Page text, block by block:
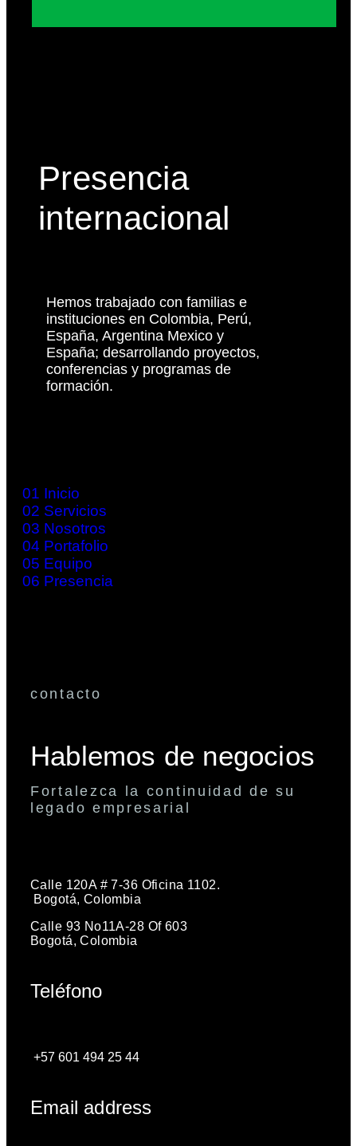
Presencia
internacional
Hemos trabajado con familias e
instituciones en Colombia, Perú,
España, Argentina Mexico y
España; desarrollando proyectos,
conferencias y programas de
formación.
01 Inicio
02 Servicios
03 Nosotros
04 Portafolio
05 Equipo
06 Presencia
contacto
Hablemos de negocios
Fortalezca la continuidad de su
legado empresarial
Calle 120A # 7-36 Oficina 1102.
Bogotá, Colombia
Calle 93 No11A-28 Of 603
Bogotá, Colombia
Teléfono
+57 601 494 25 44
Email address